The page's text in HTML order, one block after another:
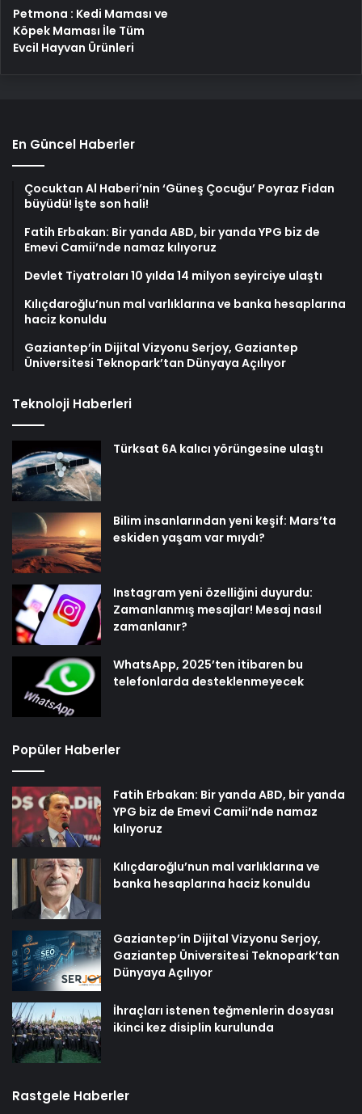
Petmona : Kedi Maması ve
Köpek Maması İle Tüm
Evcil Hayvan Ürünleri
En Güncel Haberler
Çocuktan Al Haberi’nin ‘Güneş Çocuğu’ Poyraz Fidan
büyüdü! İşte son hali!
Fatih Erbakan: Bir yanda ABD, bir yanda YPG biz de
Emevi Camii’nde namaz kılıyoruz
Devlet Tiyatroları 10 yılda 14 milyon seyirciye ulaştı
Kılıçdaroğlu’nun mal varlıklarına ve banka hesaplarına
haciz konuldu
Gaziantep’in Dijital Vizyonu Serjoy, Gaziantep
Üniversitesi Teknopark’tan Dünyaya Açılıyor
Teknoloji Haberleri
Türksat 6A kalıcı yörüngesine ulaştı
Bilim insanlarından yeni keşif: Mars’ta
eskiden yaşam var mıydı?
Instagram yeni özelliğini duyurdu:
Zamanlanmış mesajlar! Mesaj nasıl
zamanlanır?
WhatsApp, 2025’ten itibaren bu
telefonlarda desteklenmeyecek
Popüler Haberler
Fatih Erbakan: Bir yanda ABD, bir yanda
YPG biz de Emevi Camii’nde namaz
kılıyoruz
Kılıçdaroğlu’nun mal varlıklarına ve
banka hesaplarına haciz konuldu
Gaziantep’in Dijital Vizyonu Serjoy,
Gaziantep Üniversitesi Teknopark’tan
Dünyaya Açılıyor
İhraçları istenen teğmenlerin dosyası
ikinci kez disiplin kurulunda
Rastgele Haberler